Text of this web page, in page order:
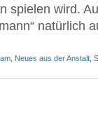
spielen wird.
natürlich
Neues aus der Anstalt